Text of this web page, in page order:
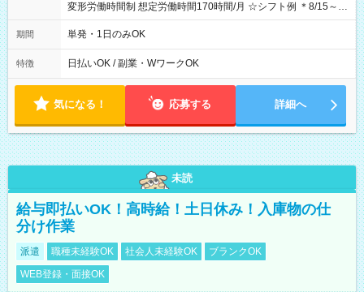
変形労働時間制 想定労働時間170時間/月 ☆シフト例 ＊8/15～
10/26 全日共通 08：00～12：00 17：00～21：00 ＊8/31
～9/19のみ下記シフトもあります！ 12：00～16：00 ＊9/6～
00
期間 単発・1日のみOK
特徴 日払いOK / 副業・WワークOK
気になる！ 応募する 詳細へ
未読
給与即払いOK！高時給！土日休み！入庫物の仕
分け作業
派遣 職種未経験OK 社会人未経験OK
ブランクOK
WEB登録・面接OK